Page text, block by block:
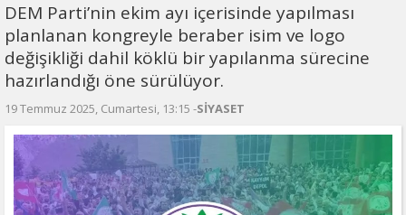
DEM Parti’nin ekim ayı içerisinde yapılması
planlanan kongreyle beraber isim ve logo
değişikliği dahil köklü bir yapılanma sürecine
hazırlandığı öne sürülüyor.
19 Temmuz 2025, Cumartesi, 13:15 -SİYASET